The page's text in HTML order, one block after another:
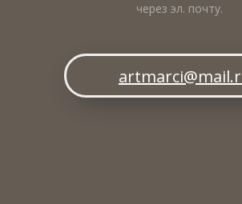
через эл. почту.